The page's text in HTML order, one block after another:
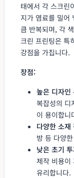
태에서 각 스크린
지가 염료를 밀어
큼 반복되며, 각
크린 프린팅은 특
강점을 가집니다.
장점:
높은 디자인
복잡성의 디
이 용이합니
다양한 소재
방 등 다양
낮은 초기
제작 비용이
유리합니다.